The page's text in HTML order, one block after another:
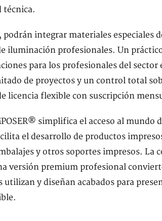
técnica.
integrar materiales especiales
iluminación profesionales. Un
para los profesionales del
de proyectos y un control total
licencia flexible con suscripción
simplifica el acceso al
el desarrollo de productos
y otros soportes impresos. La
versión premium profesional
utilizan y diseñan acabados para